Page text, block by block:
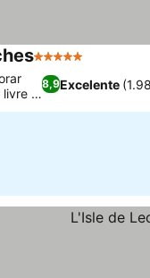
5 Estrelas
8,9Excelente
e